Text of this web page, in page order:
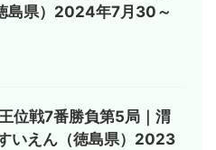
島県）2024年7月30～
位戦7番勝負第5局｜渭
いえん（徳島県）2023